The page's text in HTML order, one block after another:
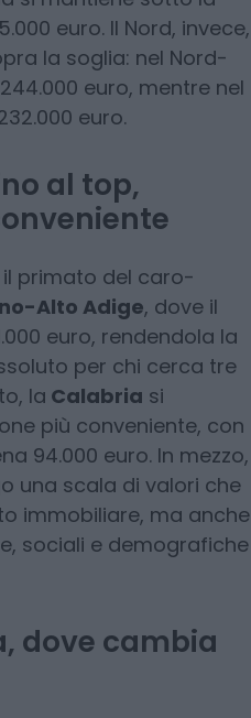
euro. Il Nord, invece,
la soglia: nel Nord-
euro, mentre nel
euro.
al top,
il primato del caro-
Alto Adige, dove il
euro, rendendola la
per chi cerca tre
la Calabria si
più conveniente, con
94.000 euro. In mezzo,
una scala di valori che
immobiliare, ma anche
sociali e demografiche
dove cambia